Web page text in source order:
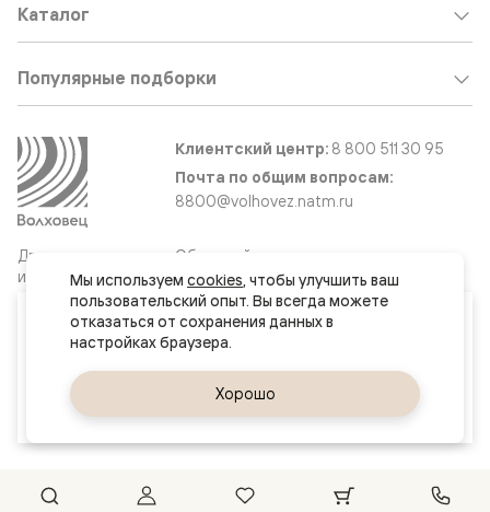
Ваш город
Тюмень
Двери
и интерьерные
решения
Каталог
Популярные подборки
Клиентский центр: 8 800 511 30 95
Почта по общим вопросам:
8800@volhovez.natm.ru
Обратный звонок
Сайт не является публичной офертой
Правовая информация
Мы используем cookies, чтобы улучшить ваш
пользовательский опыт. Вы всегда можете
отказаться от сохранения данных в
Хорошо